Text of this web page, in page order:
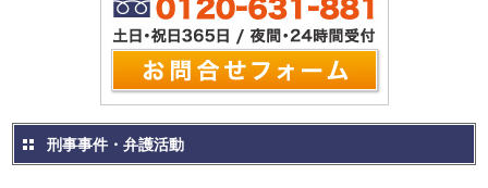
刑事事件・弁護活動